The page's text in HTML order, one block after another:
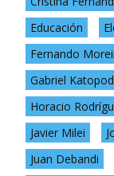
Educación
Fernando
Gabriel
Horacio
Javier Milei
Juan Debandi